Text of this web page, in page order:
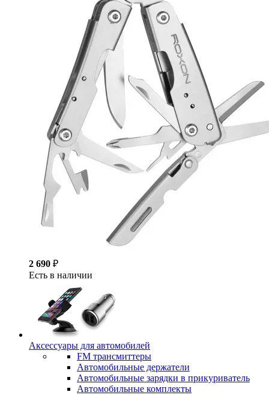
2 690 ₽
Есть в наличии
Аксессуары для автомобилей
FM трансмиттеры
Автомобильные держатели
Автомобильные зарядки в прикуриватель
Автомобильные комплекты